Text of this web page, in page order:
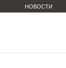
НОВОСТИ